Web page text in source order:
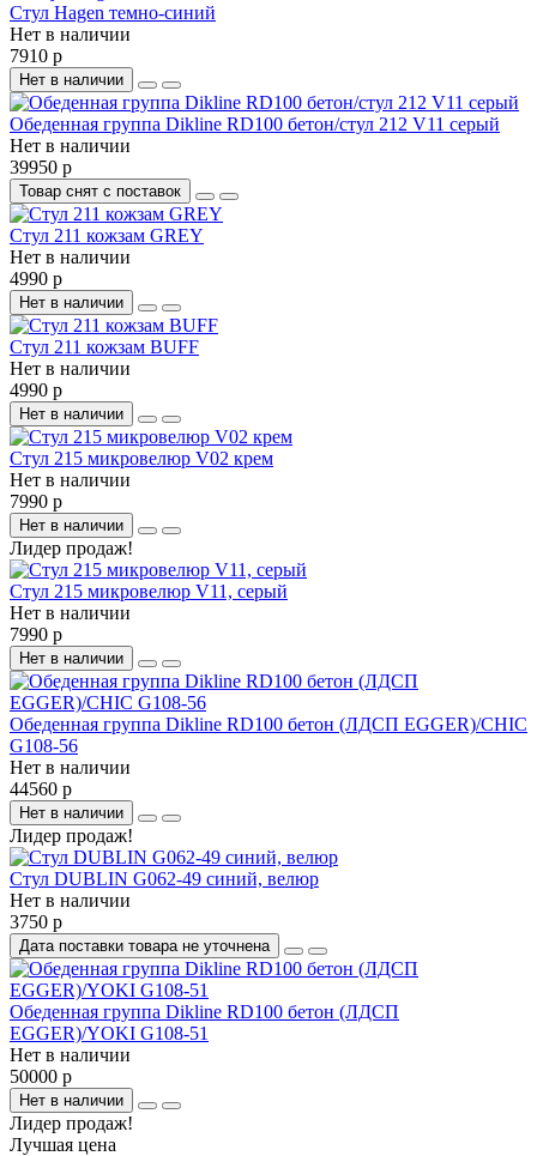
Стул Hagen темно-синий
Нет в наличии
7910 р
Нет в наличии
Обеденная группа Dikline RD100 бетон/стул 212 V11 серый
Нет в наличии
39950 р
Товар снят с поставок
Стул 211 кожзам GREY
Нет в наличии
4990 р
Нет в наличии
Стул 211 кожзам BUFF
Нет в наличии
4990 р
Нет в наличии
Стул 215 микровелюр V02 крем
Нет в наличии
7990 р
Нет в наличии
Лидер продаж!
Стул 215 микровелюр V11, серый
Нет в наличии
7990 р
Нет в наличии
Обеденная группа Dikline RD100 бетон (ЛДСП EGGER)/CHIC
G108-56
Нет в наличии
44560 р
Нет в наличии
Лидер продаж!
Стул DUBLIN G062-49 синий, велюр
Нет в наличии
3750 р
Дата поставки товара не уточнена
Обеденная группа Dikline RD100 бетон (ЛДСП
EGGER)/YOKI G108-51
Нет в наличии
50000 р
Нет в наличии
Лидер продаж!
Лучшая цена